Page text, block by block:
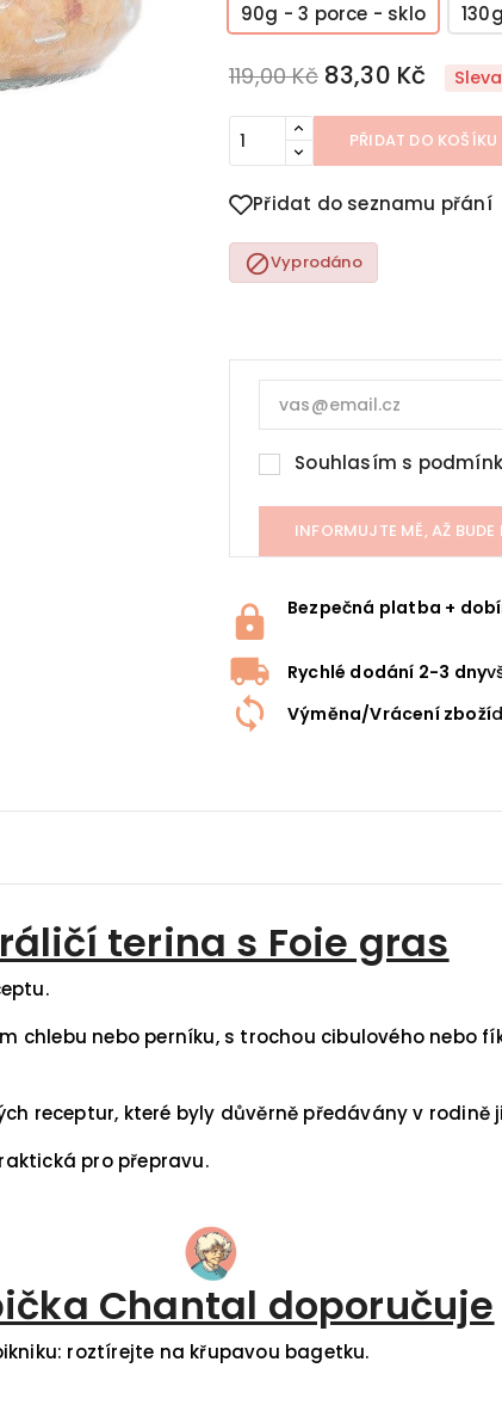
90g - 3 porce - sklo
119,00 Kč 83,30 Kč
PŘIDAT DO KOŠÍKU
Přidat do seznamu přání
Vyprodáno
Souhlasím s
INFORMUJTE MĚ, AŽ
Bezpečná platba +
Rychlé dodání 2-3 dny
Výměna/Vrácení zboží
terina s Foie gras
chlebu nebo perníku, s trochou cibulového
receptur, které byly důvěrně předávány v rodině
pro přepravu.
Chantal doporučuje
roztírejte na křupavou bagetku.